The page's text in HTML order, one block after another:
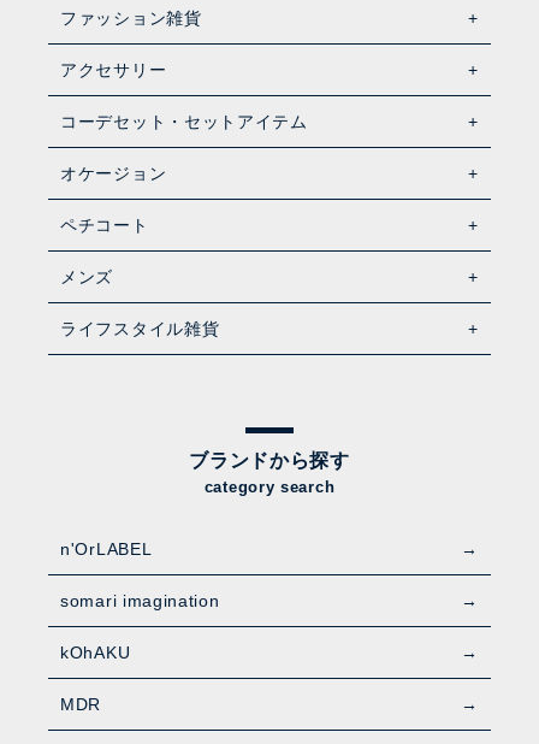
ファッション雑貨
アクセサリー
コーデセット・セットアイテム
オケージョン
ペチコート
メンズ
ライフスタイル雑貨
ブランドから探す
category search
n'OrLABEL
somari imagination
kOhAKU
MDR